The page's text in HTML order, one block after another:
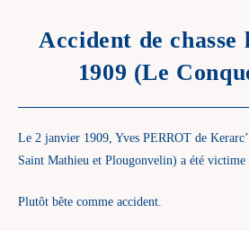
Accident de
1909 (Le
Le 2 janvier 1909, Yves PERROT de
Saint Mathieu et Plougonvelin) a été victime
Plutôt bête comme accident.